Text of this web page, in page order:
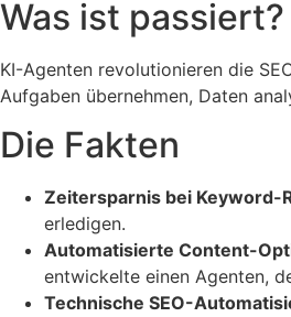
Was ist passiert?
KI-Agenten revolutionieren die
Aufgaben übernehmen, Daten
Die Fakten
Zeitersparnis bei Keyword-
erledigen.
Automatisierte Content-
entwickelte einen Agenten,
Technische SEO-